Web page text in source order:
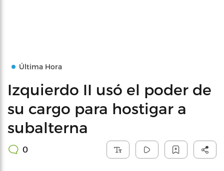
Última Hora
Izquierdo II usó el poder de
su cargo para hostigar a
subalterna
0